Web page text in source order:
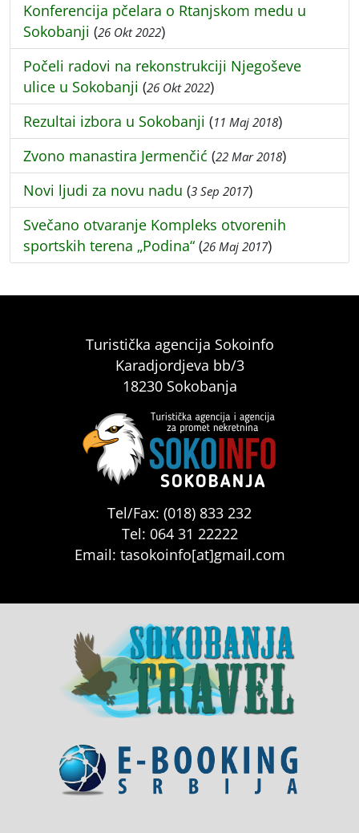
Konferencija pčelara o Rtanjskom medu u
Sokobanji (26 Okt 2022)
Počeli radovi na rekonstrukciji Njegoševe
ulice u Sokobanji (26 Okt 2022)
Rezultai izbora u Sokobanji (11 Maj 2018)
Zvono manastira Jermenčić (22 Mar 2018)
Novi ljudi za novu nadu (3 Sep 2017)
Svečano otvaranje Kompleks otvorenih
sportskih terena „Podina“ (26 Maj 2017)
Turistička agencija Sokoinfo
Karadjordjeva bb/3
18230 Sokobanja
Tel/Fax: (018) 833 232
Tel: 064 31 22222
Email: tasokoinfo[at]gmail.com